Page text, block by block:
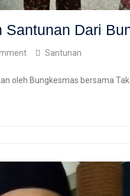
Santunan Dari
Santunan
oleh Bungkesmas bersama